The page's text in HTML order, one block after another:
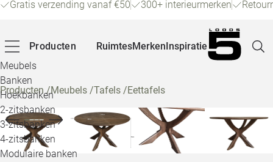
Gratis verzending vanaf €50 300+ interieurmerken
Producten
Meubels
Banken
Hoekbanken
2-zitsbanken
3-zitsbanken
4-zitsbanken
Modulaire banken
RuimtesMerkenInspiratie
Producten/Meubels /Tafels /Eettafels